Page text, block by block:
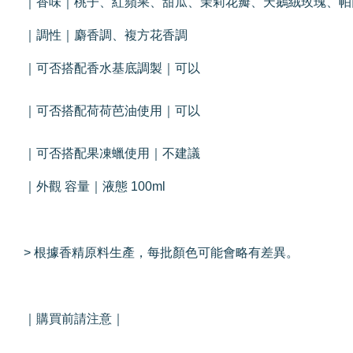
｜調性｜麝香調、複方花香調
｜可否搭配香水基底調製｜可以
｜可否搭配荷荷芭油使用｜可以
｜可否搭配果凍蠟使用｜不建議
｜外觀 容量｜液態 100ml
> 根據香精原料生產，每批顏色可能會略有差異。
｜購買前請注意｜